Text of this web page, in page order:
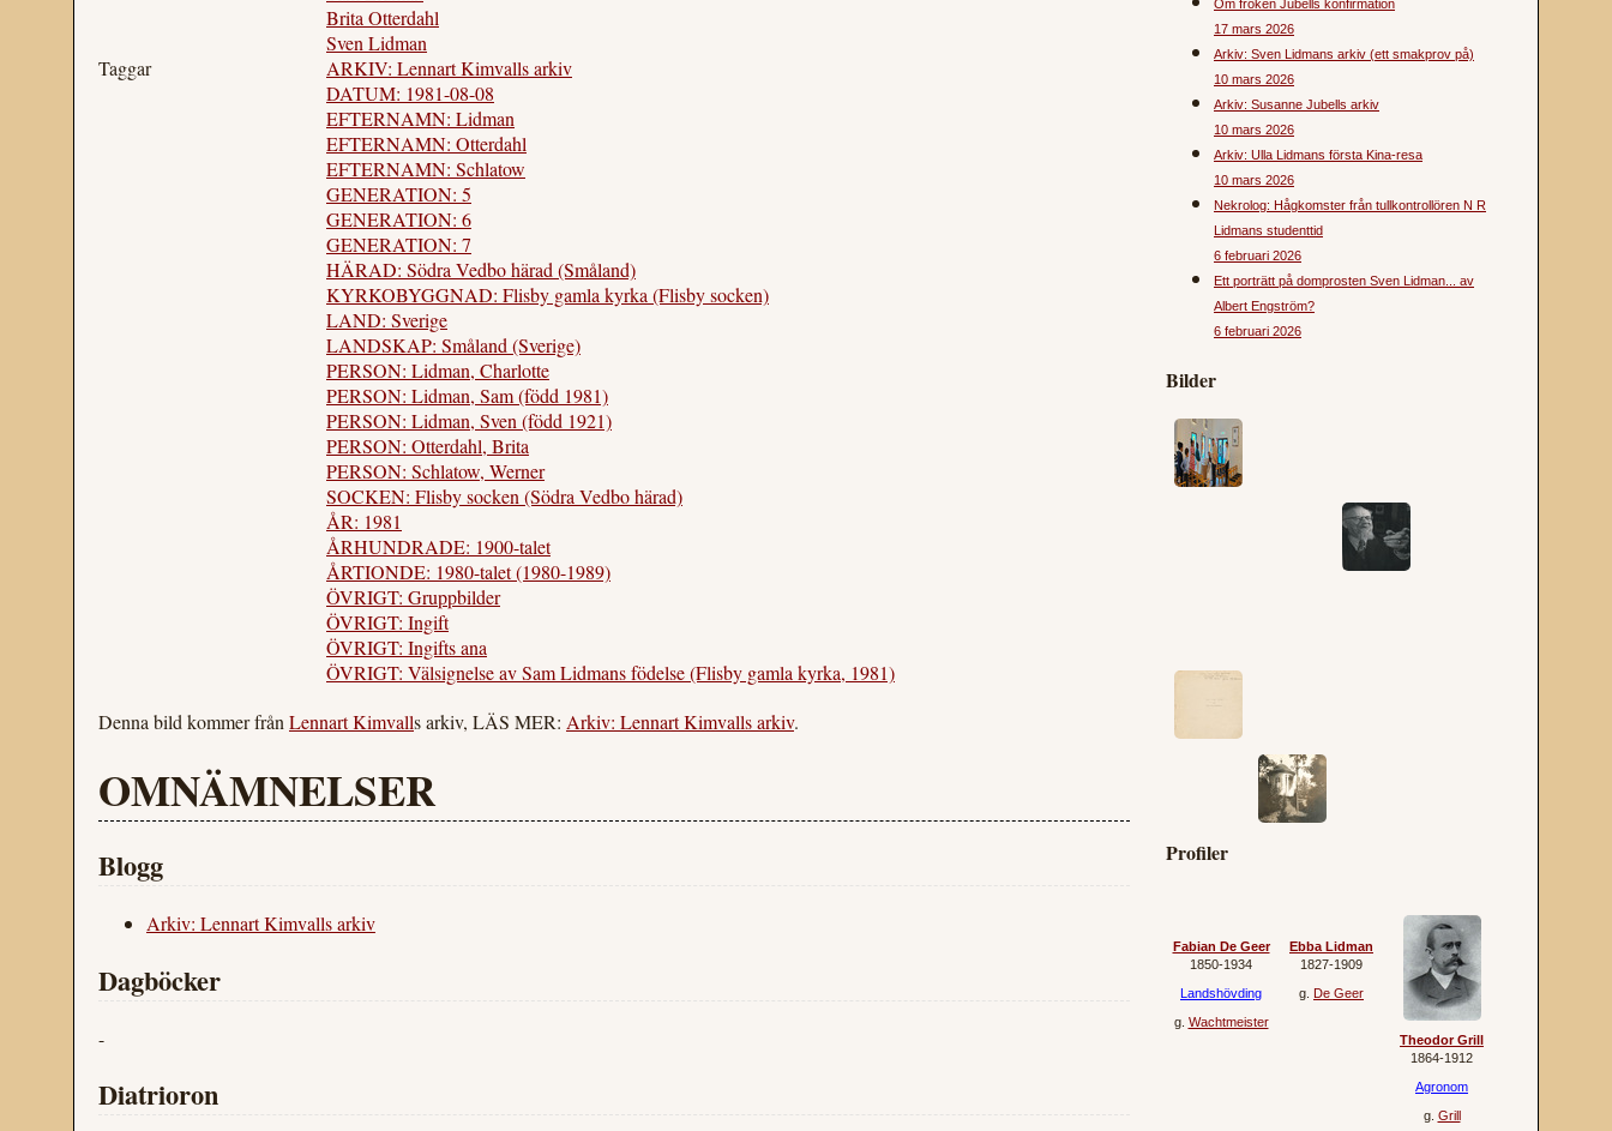
Brita Otterdahl
Sven Lidman
Taggar
ARKIV: Lennart Kimvalls arkiv
DATUM: 1981-08-08
EFTERNAMN: Lidman
EFTERNAMN: Otterdahl
EFTERNAMN: Schlatow
GENERATION: 5
GENERATION: 6
GENERATION: 7
HÄRAD: Södra Vedbo härad (Småland)
KYRKOBYGGNAD: Flisby gamla kyrka (Flisby socken)
LAND: Sverige
LANDSKAP: Småland (Sverige)
PERSON: Lidman, Charlotte
PERSON: Lidman, Sam (född 1981)
PERSON: Lidman, Sven (född 1921)
PERSON: Otterdahl, Brita
PERSON: Schlatow, Werner
SOCKEN: Flisby socken (Södra Vedbo härad)
ÅR: 1981
ÅRHUNDRADE: 1900-talet
ÅRTIONDE: 1980-talet (1980-1989)
ÖVRIGT: Gruppbilder
ÖVRIGT: Ingift
ÖVRIGT: Ingifts ana
ÖVRIGT: Välsignelse av Sam Lidmans födelse (Flisby gamla kyrka, 1981)
Denna bild kommer från Lennart Kimvalls arkiv, LÄS MER: Arkiv: Lennart Kimvalls arkiv.
OMNÄMNELSER
Blogg
Arkiv: Lennart Kimvalls arkiv
Dagböcker
-
Diatrioron
Om fröken Jubells konfirmation
17 mars 2026
Arkiv: Sven Lidmans arkiv (ett smakprov på)
10 mars 2026
Arkiv: Susanne Jubells arkiv
10 mars 2026
Arkiv: Ulla Lidmans första Kina-resa
10 mars 2026
Nekrolog: Hågkomster från tullkontrollören N R
Lidmans studenttid
6 februari 2026
Ett porträtt på domprosten Sven Lidman... av
Albert Engström?
6 februari 2026
Bilder
Profiler
Fabian De Geer
1850‐1934
Landshövding
g. Wachtmeister
Ebba Lidman
1827‐1909
g. De Geer
Theodor Grill
1864‐1912
Agronom
g. Grill